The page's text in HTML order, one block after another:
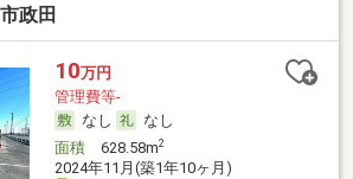
政田
10万円
管理費等-
なし
なし
面積628.58m2
2024年11月(築1年10ヶ月)